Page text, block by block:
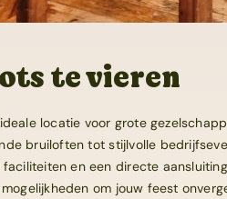
te vieren
locatie voor grote
bruiloften tot stijlvolle
en een directe
om jouw feest